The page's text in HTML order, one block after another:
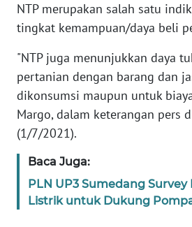
NTP merupakan salah satu
tingkat kemampuan/daya beli
"NTP juga menunjukkan daya
pertanian dengan barang dan
dikonsumsi maupun untuk
Margo, dalam keterangan pers
(1/7/2021).
Baca Juga:
PLN UP3 Sumedang
Listrik untuk Dukung
MEDIA
REDAKSI
KARIR
DISCLAIMER
Wahana
News